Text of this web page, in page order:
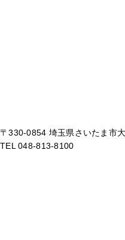
〒330-0854 埼玉県さいたま市
TEL 048-813-8100